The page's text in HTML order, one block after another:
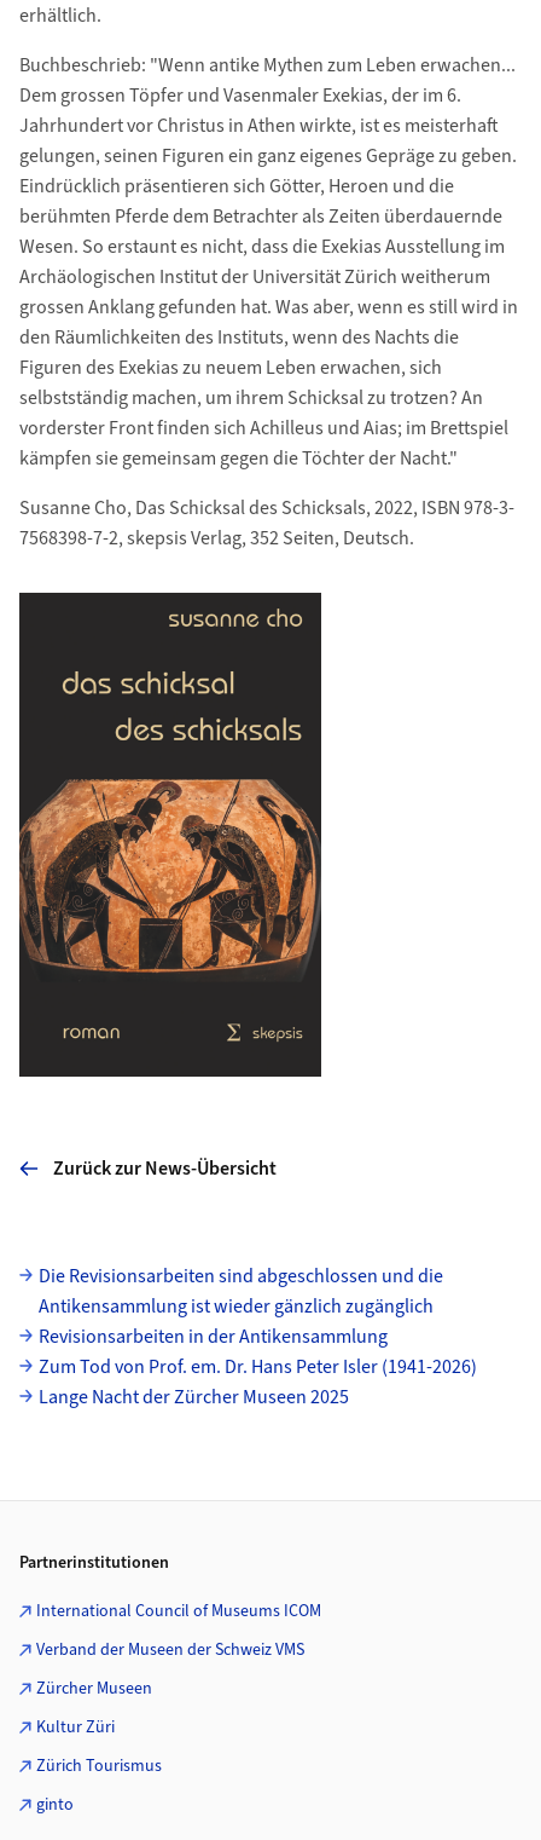
erhältlich.
Buchbeschrieb: "Wenn antike Mythen zum Leben erwachen...
Dem grossen Töpfer und Vasenmaler Exekias, der im 6.
Jahrhundert vor Christus in Athen wirkte, ist es meisterhaft
gelungen, seinen Figuren ein ganz eigenes Gepräge zu geben.
Eindrücklich präsentieren sich Götter, Heroen und die
berühmten Pferde dem Betrachter als Zeiten überdauernde
Wesen. So erstaunt es nicht, dass die Exekias Ausstellung im
Archäologischen Institut der Universität Zürich weitherum
grossen Anklang gefunden hat. Was aber, wenn es still wird in
den Räumlichkeiten des Instituts, wenn des Nachts die
Figuren des Exekias zu neuem Leben erwachen, sich
selbstständig machen, um ihrem Schicksal zu trotzen? An
vorderster Front finden sich Achilleus und Aias; im Brettspiel
kämpfen sie gemeinsam gegen die Töchter der Nacht."
Susanne Cho, Das Schicksal des Schicksals, 2022, ISBN 978-3-
7568398-7-2, skepsis Verlag, 352 Seiten, Deutsch.
Zurück zur News-Übersicht
Unterseiten
Die Revisionsarbeiten sind abgeschlossen und die
Antikensammlung ist wieder gänzlich zugänglich
Revisionsarbeiten in der Antikensammlung
Zum Tod von Prof. em. Dr. Hans Peter Isler (1941-2026)
Lange Nacht der Zürcher Museen 2025
Partnerinstitutionen
International Council of Museums ICOM
Verband der Museen der Schweiz VMS
Zürcher Museen
Kultur Züri
Zürich Tourismus
ginto